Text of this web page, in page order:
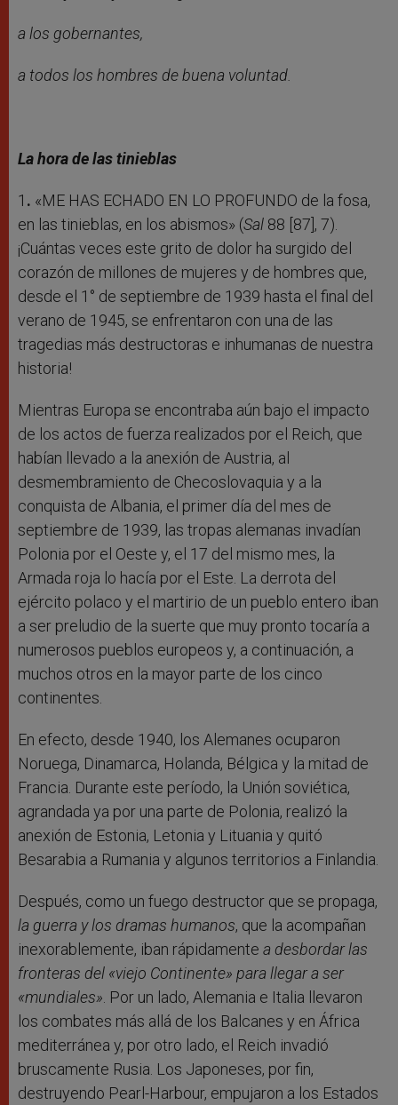
a los gobernantes,
a todos los hombres de buena voluntad.
La hora de las tinieblas
1 . «ME HAS ECHADO EN LO PROFUNDO de la fosa,
en las tinieblas, en los abismos» (Sal 88 [87], 7).
¡Cuántas veces este grito de dolor ha surgido del
corazón de millones de mujeres y de hombres que,
desde el 1° de septiembre de 1939 hasta el final del
verano de 1945, se enfrentaron con una de las
tragedias más destructoras e inhumanas de nuestra
historia!
Mientras Europa se encontraba aún bajo el impacto
de los actos de fuerza realizados por el Reich, que
habían llevado a la anexión de Austria, al
desmembramiento de Checoslovaquia y a la
conquista de Albania, el primer día del mes de
septiembre de 1939, las tropas alemanas invadían
Polonia por el Oeste y, el 17 del mismo mes, la
Armada roja lo hacía por el Este. La derrota del
ejército polaco y el martirio de un pueblo entero iban
a ser preludio de la suerte que muy pronto tocaría a
numerosos pueblos europeos y, a continuación, a
muchos otros en la mayor parte de los cinco
continentes.
En efecto, desde 1940, los Alemanes ocuparon
Noruega, Dinamarca, Holanda, Bélgica y la mitad de
Francia. Durante este período, la Unión soviética,
agrandada ya por una parte de Polonia, realizó la
anexión de Estonia, Letonia y Lituania y quitó
Besarabia a Rumania y algunos territorios a Finlandia.
Después, como un fuego destructor que se propaga,
la guerra y los dramas humanos, que la acompañan
inexorablemente, iban rápidamente a desbordar las
fronteras del «viejo Continente» para llegar a ser
«mundiales». Por un lado, Alemania e Italia llevaron
los combates más allá de los Balcanes y en África
mediterránea y, por otro lado, el Reich invadió
bruscamente Rusia. Los Japoneses, por fin,
destruyendo Pearl-Harbour, empujaron a los Estados